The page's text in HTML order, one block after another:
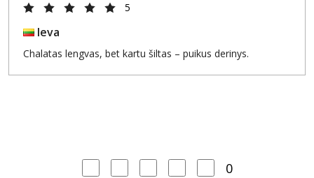
5
Ieva
Chalatas lengvas, bet kartu šiltas – puikus derinys.
0